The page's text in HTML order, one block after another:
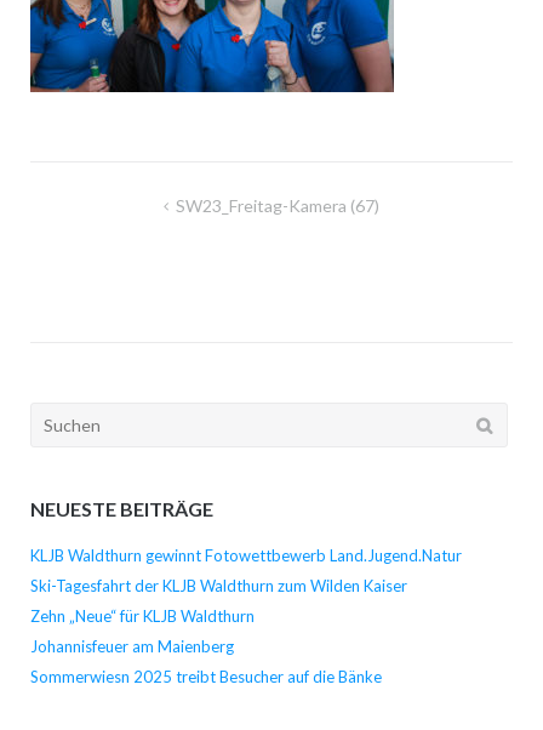
BeitragsnavigationSW23_Freitag-Kamera (67)
Suchen
NEUESTE BEITRÄGE
KLJB Waldthurn gewinnt Fotowettbewerb Land.Jugend.Natur
Ski-Tagesfahrt der KLJB Waldthurn zum Wilden Kaiser
Zehn „Neue“ für KLJB Waldthurn
Johannisfeuer am Maienberg
Sommerwiesn 2025 treibt Besucher auf die Bänke